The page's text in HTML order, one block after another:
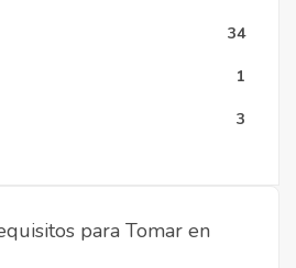
34
1
3
para Tomar en